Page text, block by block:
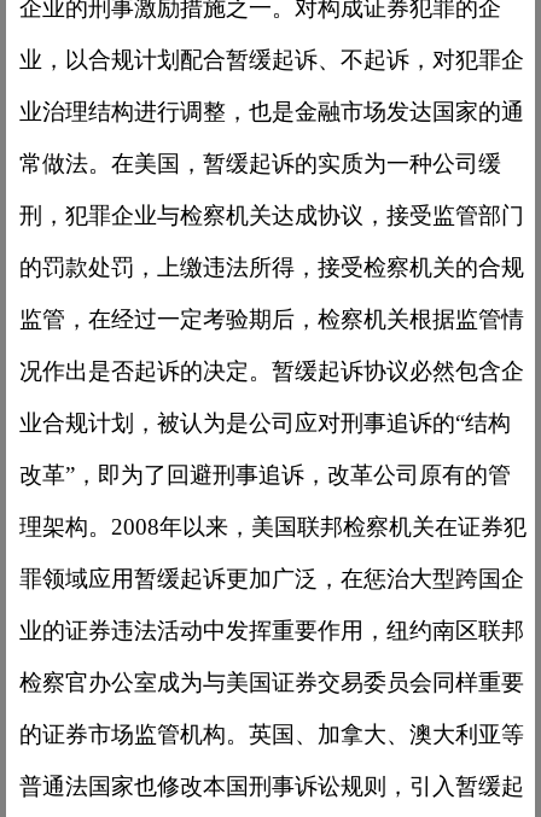
企业的刑事激励措施之一。对构成证券犯罪的企
业，以合规计划配合暂缓起诉、不起诉，对犯罪企
业治理结构进行调整，也是金融市场发达国家的通
常做法。在美国，暂缓起诉的实质为一种公司缓
刑，犯罪企业与检察机关达成协议，接受监管部门
的罚款处罚，上缴违法所得，接受检察机关的合规
监管，在经过一定考验期后，检察机关根据监管情
况作出是否起诉的决定。暂缓起诉协议必然包含企
业合规计划，被认为是公司应对刑事追诉的“结构
改革”，即为了回避刑事追诉，改革公司原有的管
理架构。2008年以来，美国联邦检察机关在证券犯
罪领域应用暂缓起诉更加广泛，在惩治大型跨国企
业的证券违法活动中发挥重要作用，纽约南区联邦
检察官办公室成为与美国证券交易委员会同样重要
的证券市场监管机构。英国、加拿大、澳大利亚等
普通法国家也修改本国刑事诉讼规则，引入暂缓起